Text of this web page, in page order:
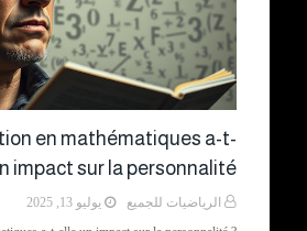
en mathématiques a-t-
impact sur la personnalité ?
الرياضيات للجميع
يوليو 13, 2025